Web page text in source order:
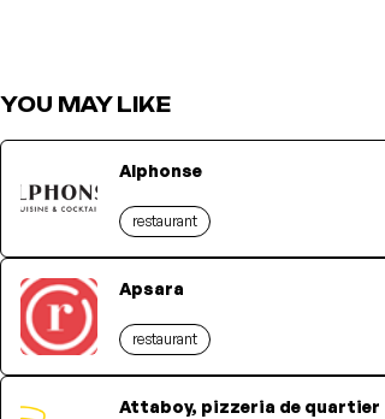
YOU MAY LIKE
Alphonse
restaurant
Apsara
restaurant
Attaboy, pizzeria de quartier